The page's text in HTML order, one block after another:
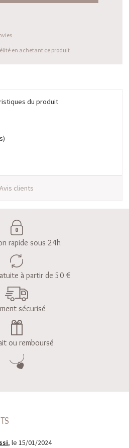
en achetant ce produit
du produit
Avis clients
rapide sous 24h
à partir de 50 €
sécurisé
ou remboursé
, le 15/01/2024